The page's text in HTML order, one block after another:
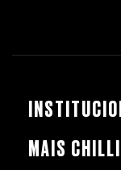
MAIS CHILLI